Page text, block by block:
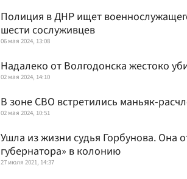
Полиция в ДНР ищет
шести сослуживцев
06 мая 2024, 13:08
Надалеко от Волгодонска жестоко
02 мая 2024, 14:10
В зоне СВО встретились маньяк-
02 мая 2024, 10:51
Ушла из жизни судья Горбунова. Она
губернатора» в колонию
27 июля 2021, 14:37